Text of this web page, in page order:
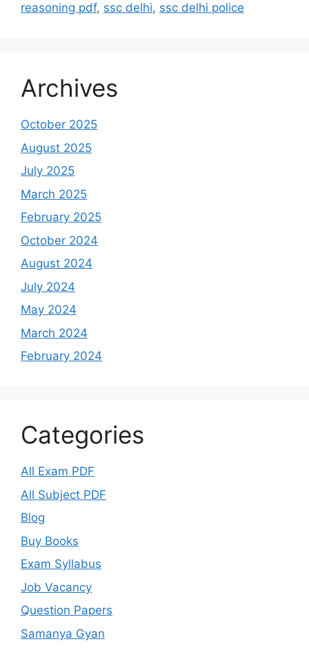
reasoning pdf, ssc delhi, ssc delhi police
Archives
October 2025
August 2025
July 2025
March 2025
February 2025
October 2024
August 2024
July 2024
May 2024
March 2024
February 2024
Categories
All Exam PDF
All Subject PDF
Blog
Buy Books
Exam Syllabus
Job Vacancy
Question Papers
Samanya Gyan